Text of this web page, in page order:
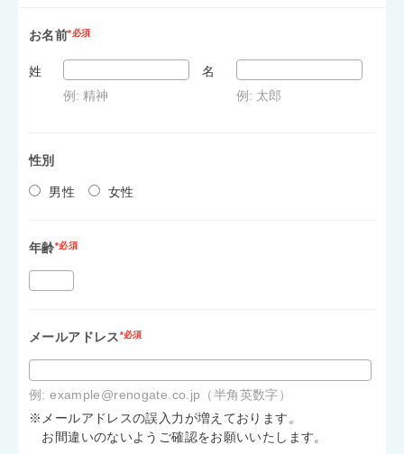
お名前*必須
姓
例: 精神
名
例: 太郎
性別
男性 女性
年齢*必須
メールアドレス*必須
例: example@renogate.co.jp（半角英数字）
※メールアドレスの誤入力が増えております。
お間違いのないようご確認をお願いいたします。